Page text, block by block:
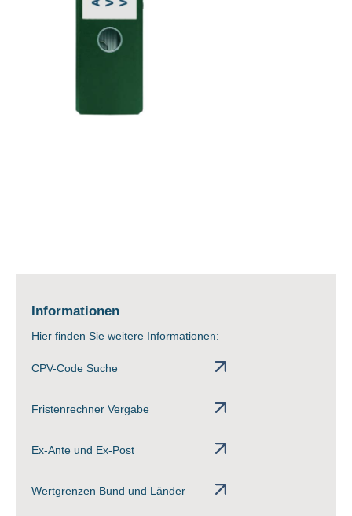
Informationen
Hier finden Sie weitere Informationen:
CPV-Code Suche
Fristenrechner Vergabe
Ex-Ante und Ex-Post
Wertgrenzen Bund und Länder